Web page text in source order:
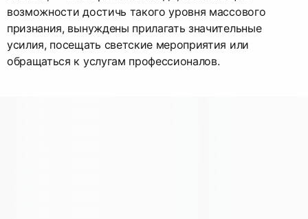
возможности достичь такого уровня массового
признания, вынуждены прилагать значительные
усилия, посещать светские мероприятия или
обращаться к услугам профессионалов.